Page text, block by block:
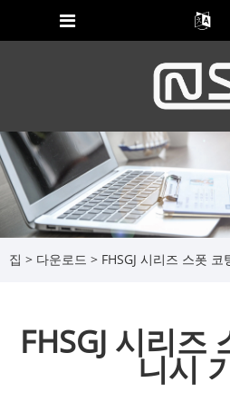
집 > 다운로드 > FHSGJ 시리즈 스폿 코
FHSGJ 시리즈
니시